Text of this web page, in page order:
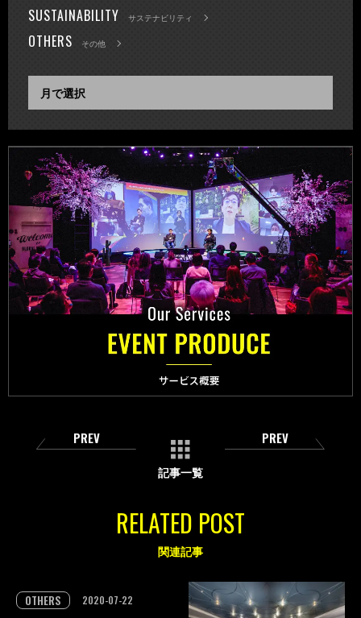
SUSTAINABILITY サステナビリティ
OTHERS その他
PREV
記事一覧
PREV
RELATED POST
関連記事
OTHERS 2020-07-22